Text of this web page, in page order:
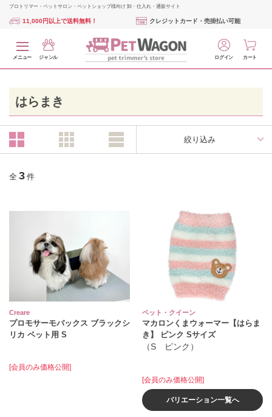
プロトリマー・ペットサロン・ペットショップ様向け 卸・仕入れ・通販サイト
11,000円以上で送料無料！ クレジットカード・売掛払い可能
メニュー ジャンル ログイン カート
はらまき
絞り込み
全 3 件
Creare
プロモサーモバックス ブラックシ
リカ ペット用 S
[会員のみ価格公開]
ペット・クイーン
マカロンくまウォーマー【はらま
き】 ピンク Sサイズ
（S ピンク）
[会員のみ価格公開]
バリエーション一覧へ